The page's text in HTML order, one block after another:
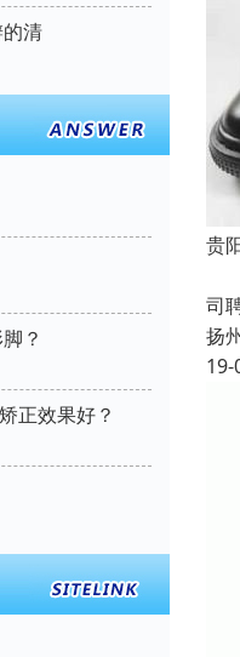
清
？
正效果好？
贵
司
扬
19-